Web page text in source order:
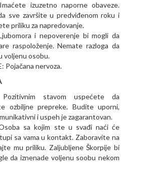
izuzetno naporne obaveze.
sve završite u predviđenom roku i
priliku za napredovanje.
i nepoverenje bi mogli da
raspoloženje. Nemate razloga da
voljenu osobu.
Pojačana nervoza.
Pozitivnim stavom uspećete da
ozbiljne prepreke. Budite uporni,
i uspeh je zagarantovan.
sa kojim ste u svađi naći će
sa vama u kontakt. Zaboravite na
mu priliku. Zaljubljene Škorpije bi
da iznenade voljenu soobu nekom